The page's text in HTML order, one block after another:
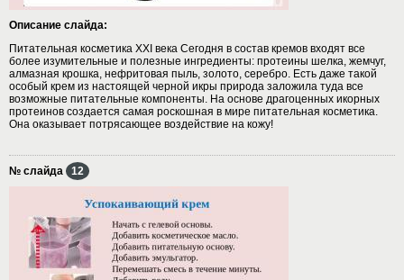
Описание слайда:
Питательная косметика XXI века Сегодня в состав кремов входят все
более изумительные и полезные ингредиенты: протеины шелка, жемчуг,
алмазная крошка, нефритовая пыль, золото, серебро. Есть даже такой
особый крем из настоящей черной икры природа заложила туда все
возможные питательные компоненты. На основе драгоценных икорных
протеинов создается самая роскошная в мире питательная косметика.
Она оказывает потрясающее воздействие на кожу!
№ слайда 12